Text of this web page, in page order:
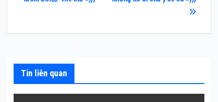
hướng
bài
Tin liên quan